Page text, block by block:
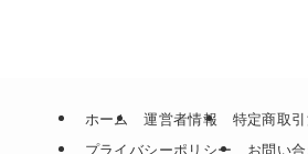
ホーム 運営者情報
特定商取
プライバシーポリシー
お問い